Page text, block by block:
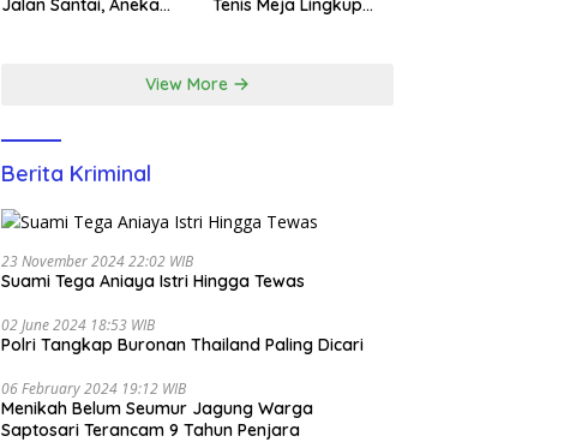
Jalan Santai, Aneka
Tenis Meja Lingkup
View More
Berita Kriminal
23 November 2024 22:02 WIB
Suami Tega Aniaya Istri Hingga Tewas
02 June 2024 18:53 WIB
Polri Tangkap Buronan Thailand Paling Dicari
06 February 2024 19:12 WIB
Menikah Belum Seumur Jagung Warga
Saptosari Terancam 9 Tahun Penjara